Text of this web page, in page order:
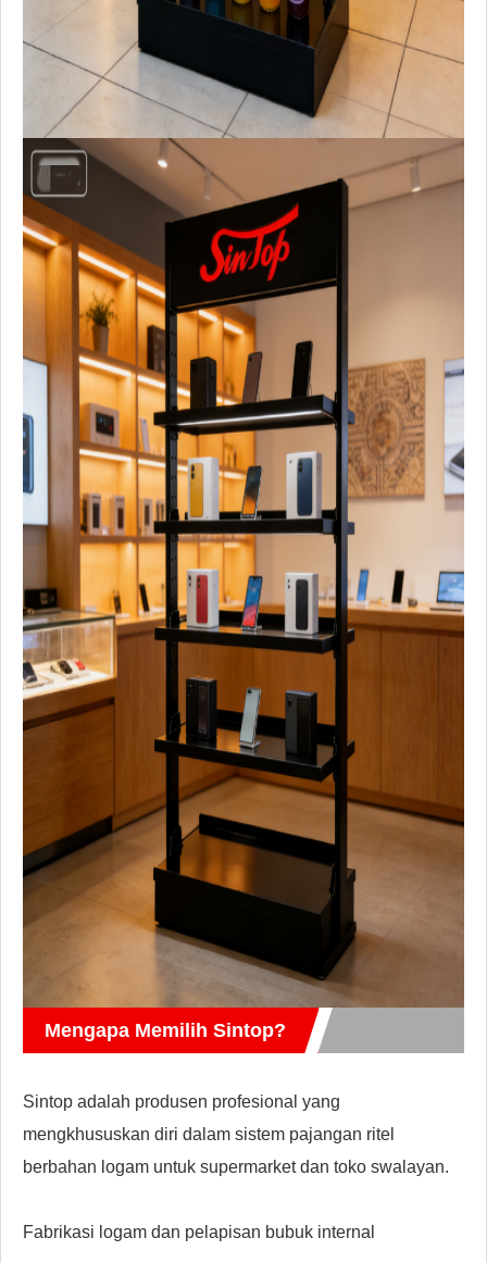
Mengapa Memilih Sintop?
Sintop adalah produsen profesional yang
mengkhususkan diri dalam sistem pajangan ritel
berbahan logam untuk supermarket dan toko swalayan.
Fabrikasi logam dan pelapisan bubuk internal